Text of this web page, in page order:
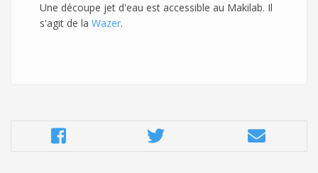
Une découpe jet d'eau est accessible au Makilab. Il
s'agit de la Wazer.